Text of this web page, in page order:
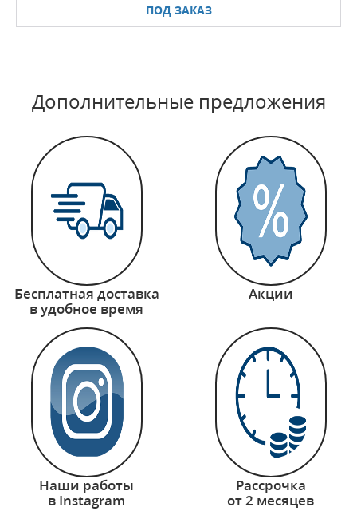
ПОД ЗАКАЗ
Дополнительные предложения
Бесплатная доставка
в удобное время
Акции
Наши работы
в Instagram
Рассрочка
от 2 месяцев